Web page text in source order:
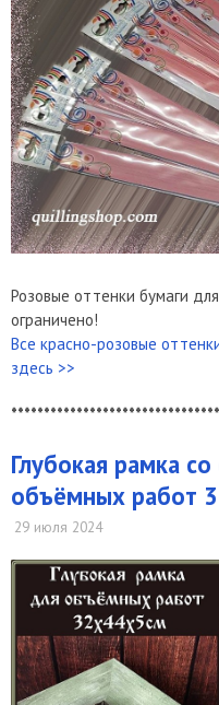
Розовые оттенки бумаги
ограничено!
Все красно-розовые
здесь >>
Глубокая рамка
объёмных работ
29 июля 2024